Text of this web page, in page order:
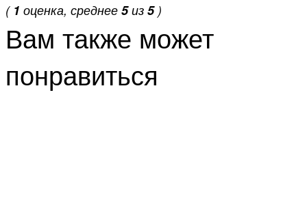
( 1 оценка, среднее 5из 5)
Вам также может
понравиться